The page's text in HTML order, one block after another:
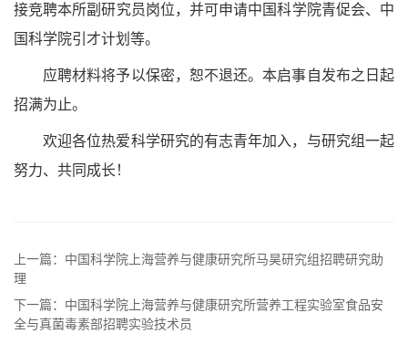
接竞聘本所副研究员岗位，并可申请中国科学院青促会、中
国科学院引才计划等。
应聘材料将予以保密，恕不退还。本启事自发布之日起
招满为止。
欢迎各位热爱科学研究的有志青年加入，与研究组一起
努力、共同成长！
上一篇：中国科学院上海营养与健康研究所马昊研究组招聘研究助
理
下一篇：中国科学院上海营养与健康研究所营养工程实验室食品安
全与真菌毒素部招聘实验技术员